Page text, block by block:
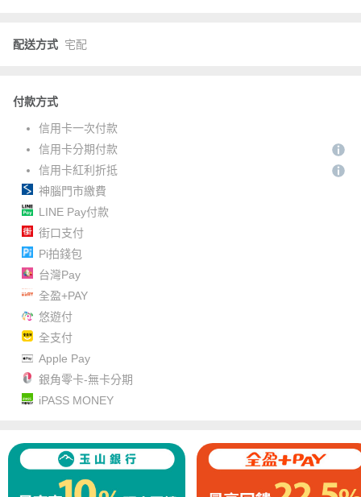
配送方式 宅配
付款方式
信用卡一次付款
信用卡分期付款
信用卡紅利折抵
神腦門市繳費
LINE Pay付款
街口支付
Pi拍錢包
台灣Pay
全盈+PAY
悠遊付
全支付
Apple Pay
銀角零卡-無卡分期
iPASS MONEY